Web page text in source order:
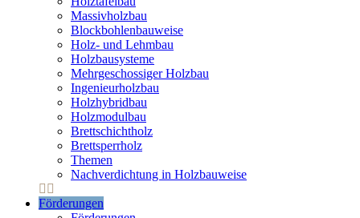
Massivholzbau
Blockbohlenbauweise
Holz- und Lehmbau
Holzbausysteme
Mehrgeschossiger Holzbau
Ingenieurholzbau
Holzhybridbau
Holzmodulbau
Brettschichtholz
Brettsperrholz
Themen
Nachverdichtung in Holzbauweise
Förderungen